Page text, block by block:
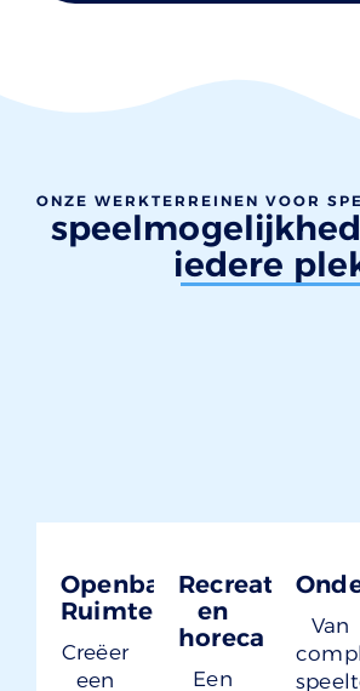
ONZE WERKTERREINEN VOOR
iedere
Openbare
Ruimte
Creëer
een
Recreatie
en
horeca
Een
Van